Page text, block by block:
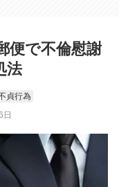
便で不倫慰謝
法
貞行為